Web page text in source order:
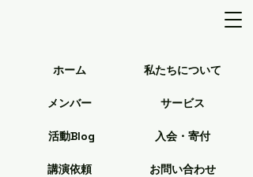
ホーム 私たちについて
サービス
活動Blog 入会・寄付
お問い合わせ
講演依頼
メンバー